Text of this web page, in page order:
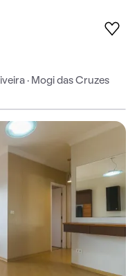
· Mogi das Cruzes